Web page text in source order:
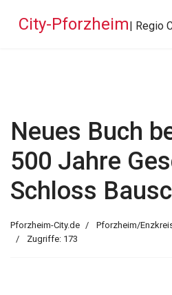
City-Pforzheim| Regio
Neues Buch
500 Jahre
Schloss
Pforzheim-City.de Pforzheim/
Zugriffe: 173